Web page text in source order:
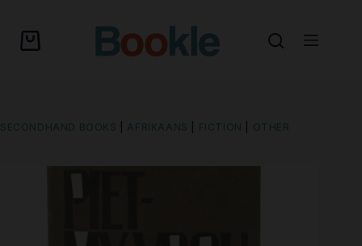
SECONDHAND BOOKS AFRIKAANS FICTION OTHER